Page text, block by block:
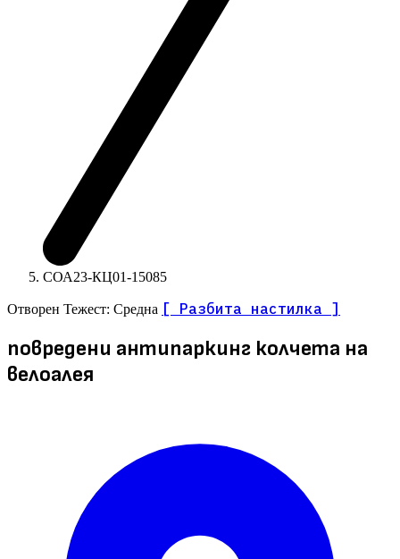
СОА23-КЦ01-15085
Отворен Тежест: Средна [ Разбита настилка ]
повредени антипаркинг колчета на
велоалея